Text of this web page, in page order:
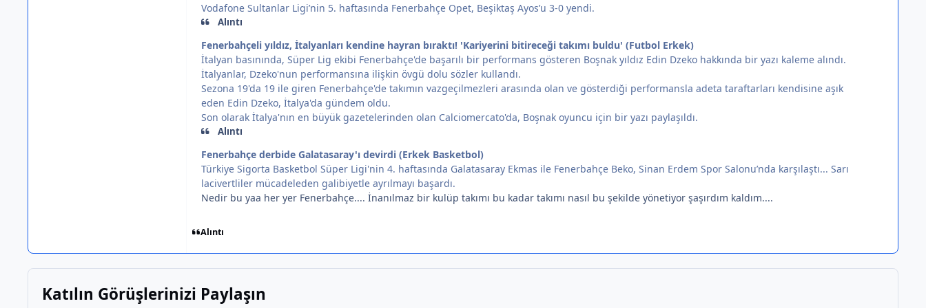
Vodafone Sultanlar Ligi’nin 5. haftasında Fenerbahçe Opet, Beşiktaş Ayos’u 3-0 yendi.
Alıntı
Fenerbahçeli yıldız, İtalyanları kendine hayran bıraktı! 'Kariyerini bitireceği takımı buldu' (Futbol Erkek)
İtalyan basınında, Süper Lig ekibi Fenerbahçe'de başarılı bir performans gösteren Boşnak yıldız Edin Dzeko hakkında bir yazı kaleme alındı.
İtalyanlar, Dzeko'nun performansına ilişkin övgü dolu sözler kullandı.
Sezona 19'da 19 ile giren Fenerbahçe'de takımın vazgeçilmezleri arasında olan ve gösterdiği performansla adeta taraftarları kendisine aşık
eden Edin Dzeko, İtalya'da gündem oldu.
Son olarak İtalya'nın en büyük gazetelerinden olan Calciomercato'da, Boşnak oyuncu için bir yazı paylaşıldı.
Alıntı
Fenerbahçe derbide Galatasaray'ı devirdi (Erkek Basketbol)
Türkiye Sigorta Basketbol Süper Ligi'nin 4. haftasında Galatasaray Ekmas ile Fenerbahçe Beko, Sinan Erdem Spor Salonu’nda karşılaştı... Sarı
lacivertliler mücadeleden galibiyetle ayrılmayı başardı.
Nedir bu yaa her yer Fenerbahçe.... İnanılmaz bir kulüp takımı bu kadar takımı nasıl bu şekilde yönetiyor şaşırdım kaldım....
Alıntı
Katılın Görüşlerinizi Paylaşın